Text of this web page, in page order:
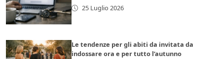
25 Luglio 2026
Le tendenze per gli abiti da invitata da
indossare ora e per tutto l’autunno